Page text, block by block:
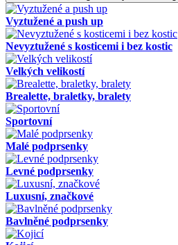
Zobrazit další kategorie
Vyztužené a push up
Nevyztužené s kosticemi i bez kostic
Velkých velikostí
Brealette, braletky, bralety
Sportovní
Malé podprsenky
Levné podprsenky
Luxusní, značkové
Bavlněné podprsenky